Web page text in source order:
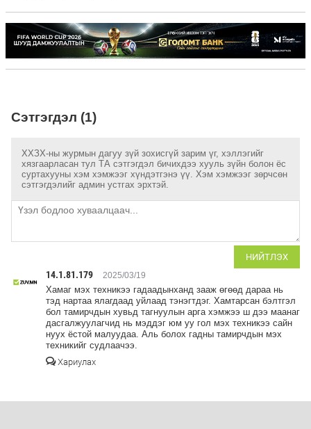
Сэтгэгдэл (1)
ХХЗХ-ны журмын дагуу зүй зохисгүй зарим үг, хэллэгийг
хязгаарласан тул ТА сэтгэгдэл бичихдээ хууль зүйн болон ёс
суртахууны хэм хэмжээг хүндэтгэнэ үү. Хэм хэмжээг зөрчсөн
сэтгэгдэлийг админ устгах эрхтэй.
НИЙТЛЭХ
14.1.81.179 2025/03/19
Хамаг мэх техникээ гадаадынханд зааж өгөөд дараа нь
тэд нартаа ялагдаад уйлаад тэнэгтдэг. Хамтарсан бэлтгэл
бол тамирчдын хувьд тагнуулын арга хэмжээ ш дээ маанаг
дасгалжуулагчид нь мэддэг юм уу гол мэх техникээ сайн
нуух ёстой малуудаа. Аль болох гадны тамирчдын мэх
техникийг судлаачээ.
Хариулах